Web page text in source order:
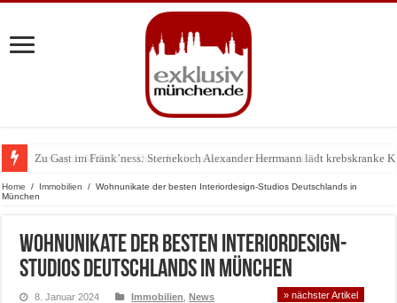
Zu Gast im Fränk’ness: Sternekoch Alexander Herrmann lädt krebskranke
Home / Immobilien / Wohnunikate der besten Interiordesign-Studios Deutschlands in
München
Wohnunikate der besten Interiordesign-
Studios Deutschlands in München
8. Januar 2024 Immobilien ,News » nächster Artikel